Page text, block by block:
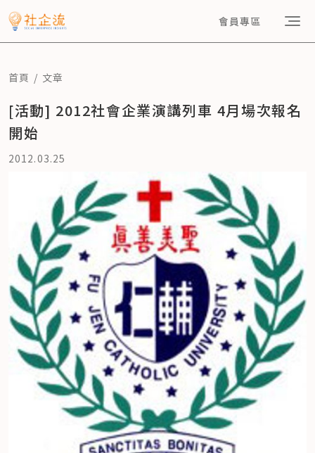
會員專區
首頁 文章
[活動] 2012社會企業演講列車 4月場次報名
開始
2012.03.25